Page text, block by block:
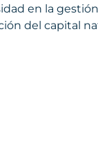
en la
del capital